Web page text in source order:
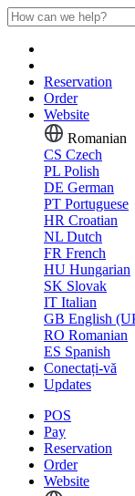
Reservation
Order
Website
Romanian
CS Czech
PL Polish
DE German
PT Portuguese
HR Croatian
NL Dutch
FR French
HU Hungarian
SK Slovak
IT Italian
GB English
RO Romanian
ES Spanish
Conectați-vă
Updates
POS
Pay
Reservation
Order
Website